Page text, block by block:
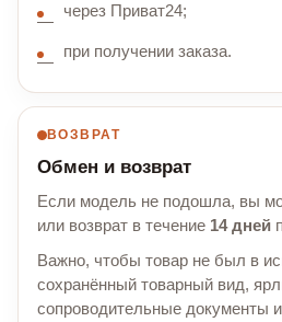
через Приват24;
при получении заказа.
ВОЗВРАТ
Обмен и возврат
Если модель не подошла, вы
или возврат в течение 14 дней
Важно, чтобы товар не был в
сохранённый товарный вид,
сопроводительные документы